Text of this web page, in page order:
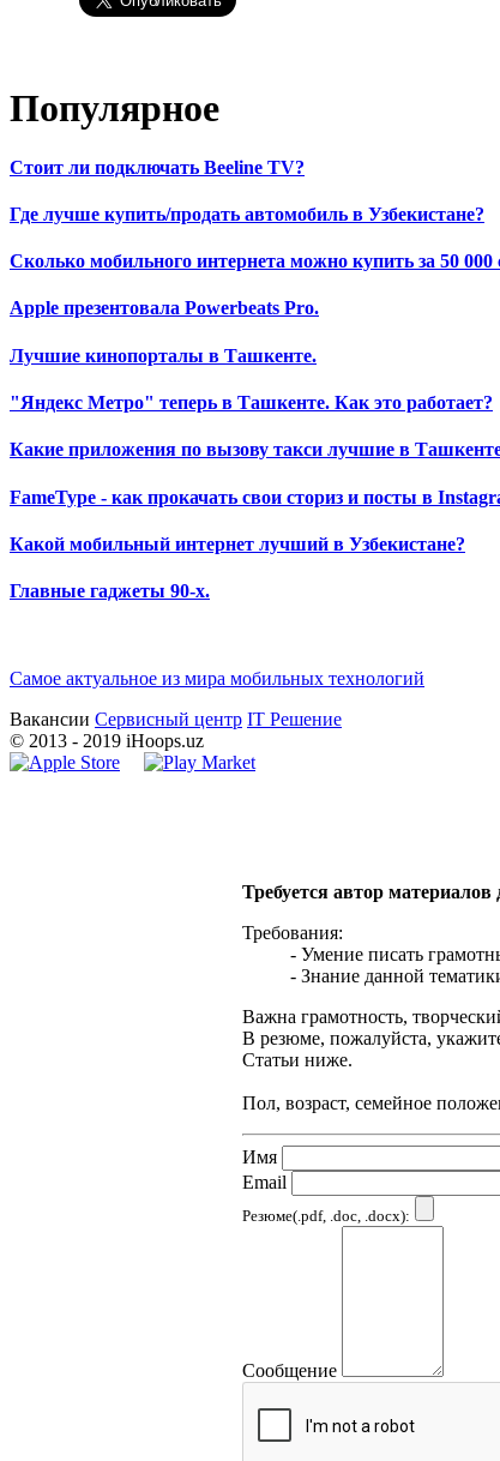
Популярное
Стоит ли подключать Beeline TV?
Где лучше купить/продать автомобиль в Узбекистане?
Сколько мобильного интернета можно купить за 50 000
Apple презентовала Powerbeats Pro.
Лучшие кинопорталы в Ташкенте.
"Яндекс Метро" теперь в Ташкенте. Как это работает?
Какие приложения по вызову такси лучшие в
FameType - как прокачать свои сториз и посты в
Какой мобильный интернет лучший в Узбекистане?
Главные гаджеты 90-х.
Самое актуальное из мира мобильных технологий
Вакансии Сервисный центр IT Решение
© 2013 - 2019 iHoops.uz
Требуется автор
Требования:
- Умение писать
- Знание данной
Важна грамотность,
В резюме, пожалуйста,
Статьи ниже.
Пол, возраст, семейное
Имя
Email
Резюме(.pdf, .doc, .docx):
Сообщение